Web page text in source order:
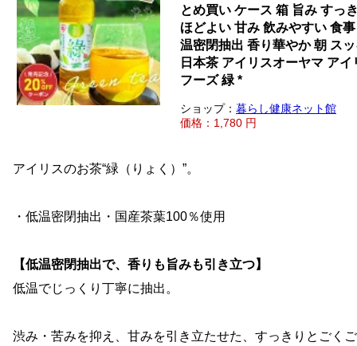
とめ買い ケース 箱 旨み すっ
ほどよい 甘み 飲みやすい 食
温密閉抽出 香り華やか 朝 ス
日本茶 アイリスオーヤマ アイ
フーズ 緑 *
ショップ： 暮らし健康ネット館
価格：1,780 円
アイリスのお茶“緑（りょく）”。
・低温密閉抽出・国産茶葉100％使用
【低温密閉抽出で、香りも旨みも引き立つ】
低温でじっくり丁寧に抽出。
渋み・苦みを抑え、甘みを引き立たせた、すっきりとごく